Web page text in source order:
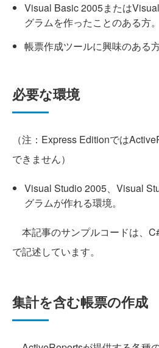
Visual Basic 2005または
グラムを作ったことのある方。
帳票作成ツールに興味のある方
必要な環境
（注：Express Editionでは
できません）
Visual Studio 2005、Visual
グラムが作れる環境。
本記事のサンプルコードは、
で記述しています。
集計を含む帳票の作成